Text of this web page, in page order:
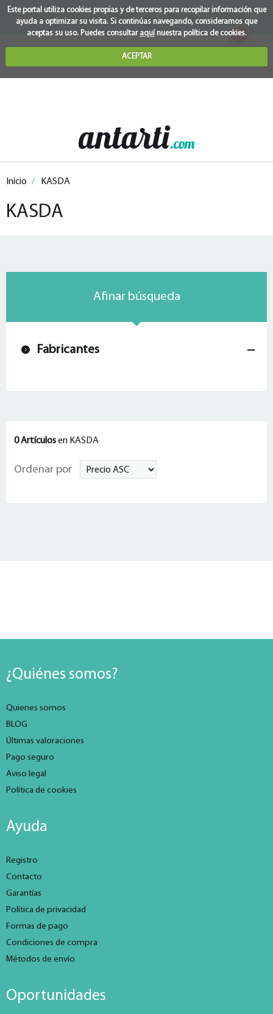
Este portal utiliza cookies propias y de terceros para recopilar información que
ayuda a optimizar su visita. Si continúas navegando, consideramos que
aceptas su uso. Puedes consultar aquínuestra política de cookies.
ACEPTAR
0
Inicio / KASDA
KASDA
Afinar búsqueda
Fabricantes
0 Artículosen KASDA
Ordenar por
¿Quiénes somos?
Quienes somos
BLOG
Últimas valoraciones
Pago seguro
Aviso legal
Política de cookies
Ayuda
Registro
Contacto
Garantías
Política de privacidad
Formas de pago
Condiciones de compra
Métodos de envío
Oportunidades